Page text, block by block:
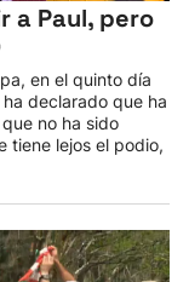
a Paul, pero
en el quinto día
declarado que ha
no ha sido
tiene lejos el podio,